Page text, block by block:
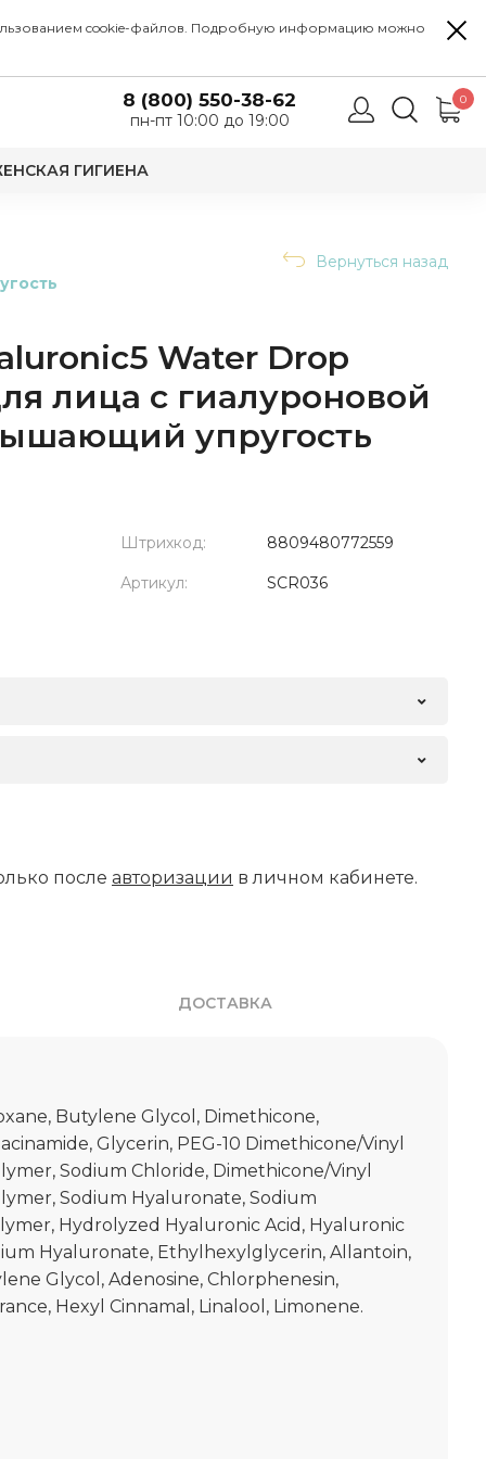
cookie-файлов. Подробную информацию можно
8 (800) 550-38-62
пн-пт 10:00 до 19:00
0
ГИГИЕНА
Вернуться назад
Water Drop
лица с гиалуроновой
упругость
Штрихкод: 8809480772559
Артикул: SCR036
после авторизации в личном кабинете.
ДОСТАВКА
Butylene Glycol, Dimethicone,
Glycerin, PEG-10 Dimethicone/Vinyl
Sodium Chloride, Dimethicone/Vinyl
Sodium Hyaluronate, Sodium
Hydrolyzed Hyaluronic Acid, Hyaluronic
Hyaluronate, Ethylhexylglycerin, Allantoin,
Glycol, Adenosine, Chlorphenesin,
Hexyl Cinnamal, Linalool, Limonene.